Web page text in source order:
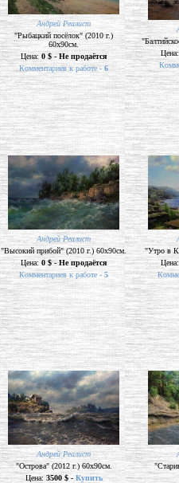
Андрей Реалист
"Рыбацкий посёлок" (2010 г.)
60х90см.
Цена: 0 $ - Не продаётся
Комментариев к работе -6
Андрей Реалист
"Высокий прибой" (2010 г.) 60х90см.
Цена: 0 $ - Не продаётся
Комментариев к работе - 5
"Утро в
Андрей Реалист
"Острова" (2012 г.) 60х90см.
Цена: 3500 $ - Купить